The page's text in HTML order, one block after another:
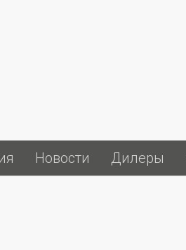
Новости Дилеры